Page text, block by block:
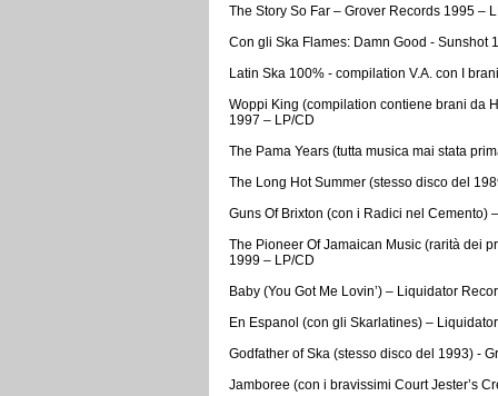
The Story So Far – Grover Records 1995 –
Con gli Ska Flames: Damn Good - Sunshot
Latin Ska 100% - compilation V.A. con I
Woppi King (compilation contiene brani da
1997 – LP/CD
The Pama Years (tutta musica mai stata
The Long Hot Summer (stesso disco del
Guns Of Brixton (con i Radici nel Cemento)
The Pioneer Of Jamaican Music (rarità dei
1999 – LP/CD
Baby (You Got Me Lovin’) – Liquidator
En Espanol (con gli Skarlatines) –
Godfather of Ska (stesso disco del 1993) -
Jamboree (con i bravissimi Court Jester’s